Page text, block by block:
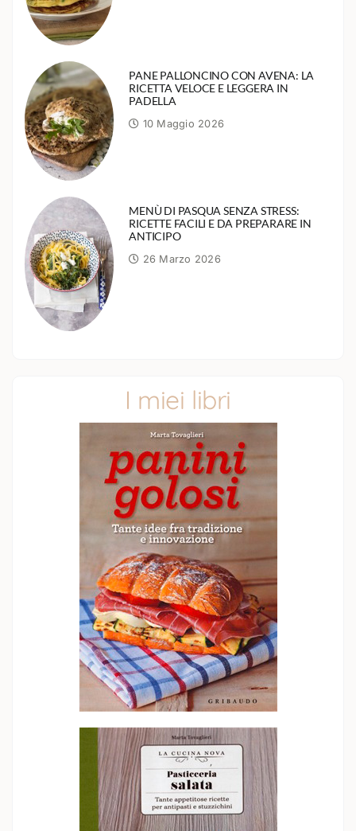
PANE PALLONCINO CON AVENA: LA
RICETTA VELOCE E LEGGERA IN
PADELLA
10 Maggio 2026
MENÙ DI PASQUA SENZA STRESS:
RICETTE FACILI E DA PREPARARE IN
ANTICIPO
26 Marzo 2026
I miei libri